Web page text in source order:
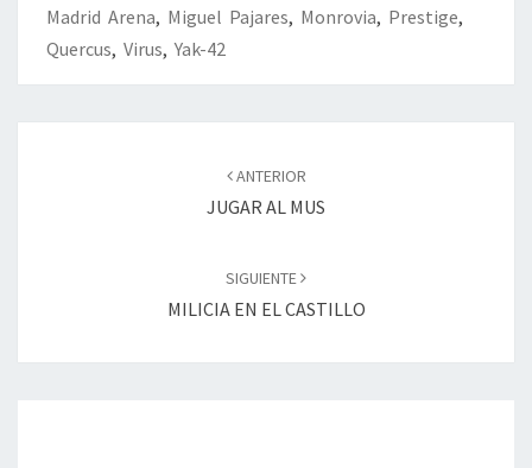
Madrid Arena, Miguel Pajares, Monrovia, Prestige,
Quercus, Virus,Yak-42
ANTERIOR
JUGAR AL MUS
SIGUIENTE
MILICIA EN EL CASTILLO